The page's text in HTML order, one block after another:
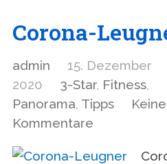
Corona-
admin
15. Dezember
2020
3-Star, Fitness,
Panorama, Tipps
Keine
Kommentare